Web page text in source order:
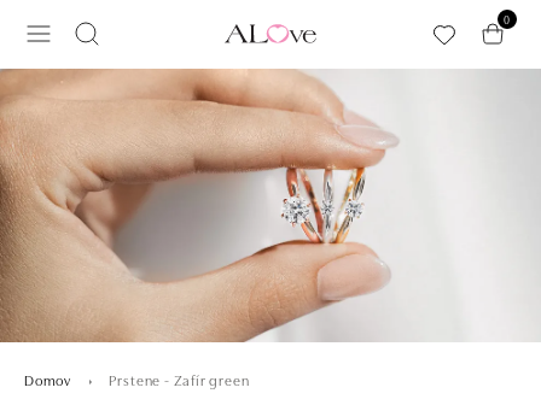
0
Domov Prstene - Zafír green